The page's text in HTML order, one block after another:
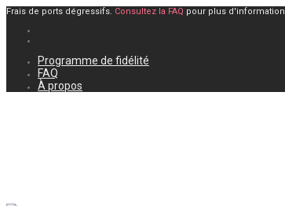
Frais de ports dégressifs. Consultez la FAQ pour plus
Programme de fidélité
FAQ
À propos